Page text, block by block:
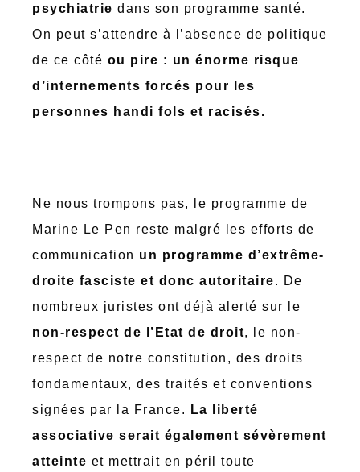
psychiatrie dans son programme santé.
On peut s’attendre à l’absence de politique
de ce côté ou pire : un énorme risque
d’internements forcés pour les
personnes handi fols et racisés.
Ne nous trompons pas, le programme de
Marine Le Pen reste malgré les efforts de
communication un programme d’extrême-
droite fasciste et donc autoritaire. De
nombreux juristes ont déjà alerté sur le
non-respect de l’Etat de droit, le non-
respect de notre constitution, des droits
fondamentaux, des traités et conventions
signées par la France.
La liberté
associative serait également sévèrement
atteinte et mettrait en péril toute